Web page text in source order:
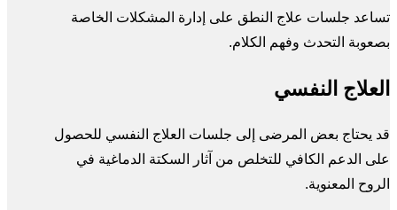
تساعد جلسات علاج النطق على إدارة المشكلات الخاصة
بصعوبة التحدث وفهم الكلام.
العلاج النفسي
قد يحتاج بعض المرضى إلى جلسات العلاج النفسي للحصول
على الدعم الكافي للتخلص من آثار السكتة الدماغية في
الروح المعنوية.